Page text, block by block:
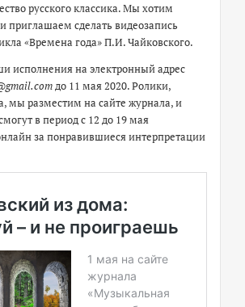
русского классика. Мы хотим
приглашаем сделать видеозапись
«Времена года» П.И. Чайковского.
исполнения на электронный адрес
до 11 мая 2020. Ролики,
мы разместим на сайте журнала, и
в период с 12 до 19 мая
за понравившиеся интерпретации